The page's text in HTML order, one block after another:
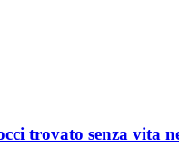
trovato senza vita